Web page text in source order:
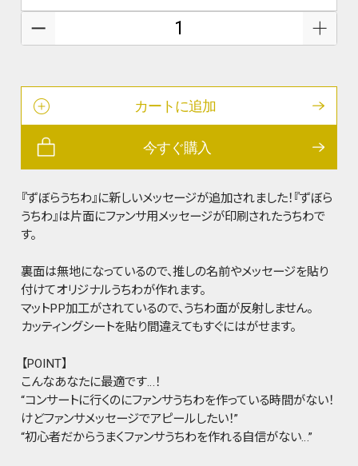
カートに追加
今すぐ購入
『ずぼらうちわ』に新しいメッセージが追加されました！『ずぼら
うちわ』は片面にファンサ用メッセージが印刷されたうちわで
す。
裏面は無地になっているので、推しの名前やメッセージを貼り
付けてオリジナルうちわが作れます。
マットPP加工がされているので、うちわ面が反射しません。
カッティングシートを貼り間違えてもすぐにはがせます。
【POINT】
こんなあなたに最適です…！
“コンサートに行くのにファンサうちわを作っている時間がない！
けどファンサメッセージでアピールしたい！”
“初心者だからうまくファンサうちわを作れる自信がない…”